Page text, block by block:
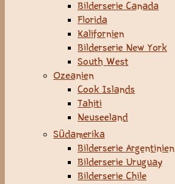
Bilderserie Canada
Florida
Kalifornien
Bilderserie New York
South West
Ozeanien
Cook Islands
Tahiti
Neuseeland
Südamerika
Bilderserie Argentinien
Bilderserie Uruguay
Bilderserie Chile